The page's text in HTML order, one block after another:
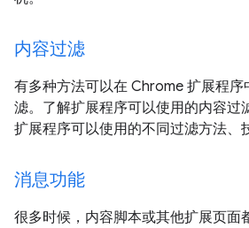
内容过滤
有多种方法可以在 Chrome 扩展程序
滤。了解扩展程序可以使用的内容过
扩展程序可以使用的不同过滤方法、
消息功能
很多时候，内容脚本或其他扩展页面